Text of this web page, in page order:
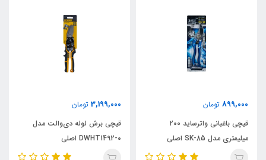
899,000 تومان
قیچی باغبانی واترساید ۲۰۰
میلیمتری مدل SK-85 اصلی
3,199,000 تومان
قیچی برش لوله دی‌والت مدل
DWHT1492-0 اصلی